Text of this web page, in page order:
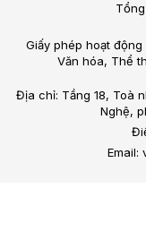
Giấy phép hoạt
Văn hóa, Thể
Địa chỉ: Tầng 18, Toà
Nghệ,
Email: